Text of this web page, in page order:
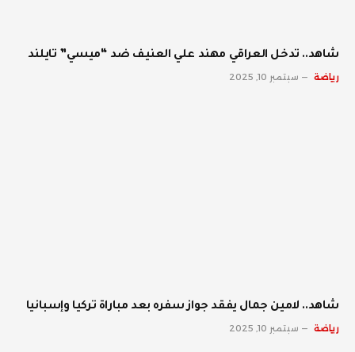
شاهد.. تدخل العراقي مهند علي العنيف ضد “ميسي” تايلند
رياضة سبتمبر 10, 2025
شاهد.. لامين جمال يفقد جواز سفره بعد مباراة تركيا وإسبانيا
رياضة سبتمبر 10, 2025